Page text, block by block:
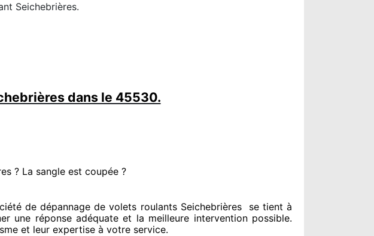
Seichebrières.
dans le 45530.
? La sangle est coupée ?
de dépannage de volets roulants Seichebrières se tient à
une réponse adéquate et la meilleure intervention possible.
et leur expertise à votre service.